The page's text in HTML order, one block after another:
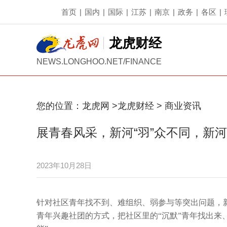
首页 | 国内 | 国际 | 江苏 | 南京 | 政务 | 各区 |
龙虎财经
NEWS.LONGHOO.NET/FINANCE
您的位置： 龙虎网 >龙虎财经 > 商业资讯
展青春风采，新河“羽”众不同，新
2023年10月28日
针对社区青年找不到、难组织、弱参与等突出问题
青年兴趣社团的方式，把社区里的“沉默”青年找出